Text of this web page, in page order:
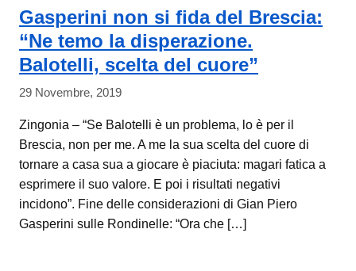
Gasperini non si fida del Brescia:
“Ne temo la disperazione.
Balotelli, scelta del cuore”
29 Novembre, 2019
Zingonia – “Se Balotelli è un problema, lo è per il
Brescia, non per me. A me la sua scelta del cuore di
tornare a casa sua a giocare è piaciuta: magari fatica a
esprimere il suo valore. E poi i risultati negativi
incidono”. Fine delle considerazioni di Gian Piero
Gasperini sulle Rondinelle: “Ora che […]